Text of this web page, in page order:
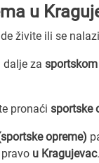
u
živite ili se
dalje za
pronaći sportske
opreme)
u Kragujevac.